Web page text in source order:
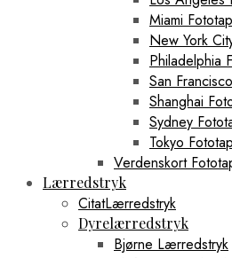
Miami
New York
Philadelphia
San
Shanghai
Sydney
Tokyo
Verdenskort
Lærredstryk
CitatLærredstryk
Dyrelærredstryk
Bjørne Lærredstryk